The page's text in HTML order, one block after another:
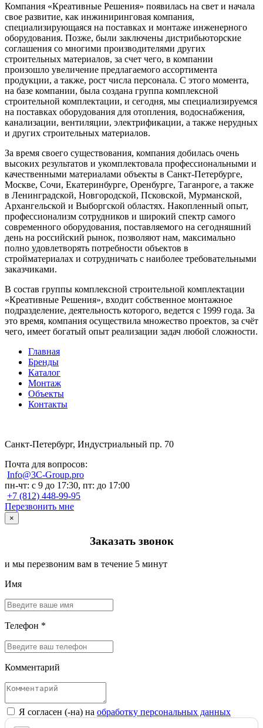
Компания «Креативные Решения» появилась на свет и начала
свое развитие, как инжиниринговая компания,
специализирующаяся на поставках и монтаже инженерного
оборудования. Позже, были заключены дистрибьюторские
соглашения со многими производителями других
строительных материалов, за счет чего, в компании
произошло увеличение предлагаемого ассортимента
продукции, а также, рост числа персонала. С этого момента,
на базе компании, была создана группа комплексной
строительной комплектации, и сегодня, мы специализируемся
на поставках оборудования для отопления, водоснабжения,
канализации, вентиляции, электрификации, а также нерудных
и других строительных материалов.
За время своего существования, компания добилась очень
высоких результатов и укомплектовала профессиональными и
качественными материалами объекты в Санкт-Петербурге,
Москве, Сочи, Екатеринбурге, Оренбурге, Таганроге, а также
в Ленинградской, Новгородской, Псковской, Мурманской,
Архангельской и Выборгской областях. Накопленный опыт,
профессионализм сотрудников и широкий спектр самого
современного оборудования, поставляемого на сегодняшний
день на российский рынок, позволяют нам, максимально
полно удовлетворять потребности объектов в
стройматериалах и сотрудничать с наиболее требовательными
заказчиками.
В состав группы комплексной строительной комплектации
«Креативные Решения», входит собственное монтажное
подразделение, деятельность которого, ведется с 1999 года. За
это время, компания осуществила множество проектов, за счёт
чего, имеет богатый опыт реализации задач любой сложности.
Главная
Бренды
Каталог
Монтаж
Объекты
Контакты
Санкт-Петербург, Индустриальный пр. 70
Почта для вопросов:
Info@3C-Group.pro
пн-чт: с 9 до 17:30, пт: до 17:00
+7 (812) 448-99-95
Перезвонить мне
×
Заказать звонок
и мы перезвоним вам в течение 5 минут
Имя
Телефон *
Комментарий
Я согласен (-на) на обработку персональных данных